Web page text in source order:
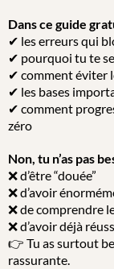
Dans ce guide
✔ les erreurs qui
✔ pourquoi tu te
✔ comment éviter
✔ les bases
✔ comment
zéro
Non, tu n’as pas
❌ d’être “douée”
❌ d’avoir
❌ de comprendre
❌ d’avoir déjà
👉 Tu as surtout
rassurante.